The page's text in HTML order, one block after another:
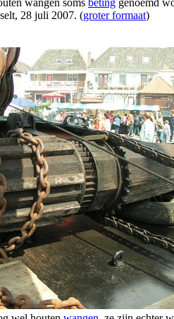
28 juli 2007. (groter formaat)